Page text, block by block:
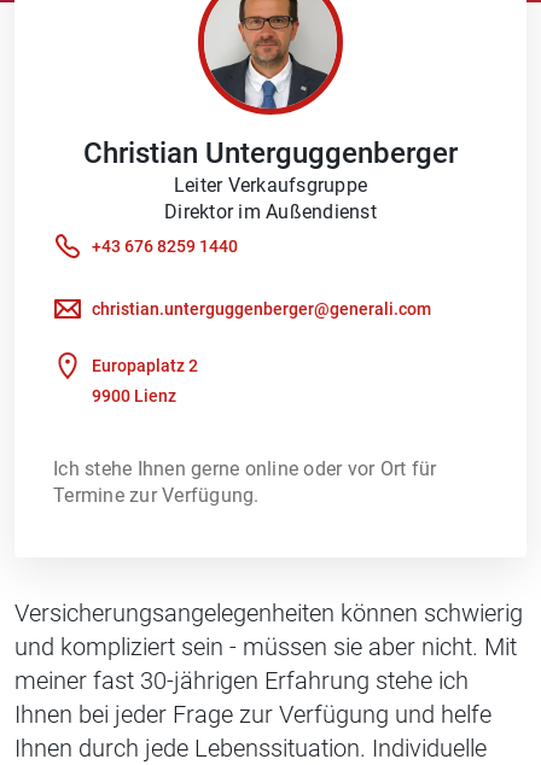
Christian Unterguggenberger
Leiter Verkaufsgruppe
Direktor im Außendienst
+43 676 8259 1440
christian.unterguggenberger@generali.com
Europaplatz 2
9900 Lienz
Ich stehe Ihnen gerne online oder vor Ort für
Termine zur Verfügung.
Versicherungsangelegenheiten können schwierig
und kompliziert sein - müssen sie aber nicht. Mit
meiner fast 30-jährigen Erfahrung stehe ich
Ihnen bei jeder Frage zur Verfügung und helfe
Ihnen durch jede Lebenssituation. Individuelle